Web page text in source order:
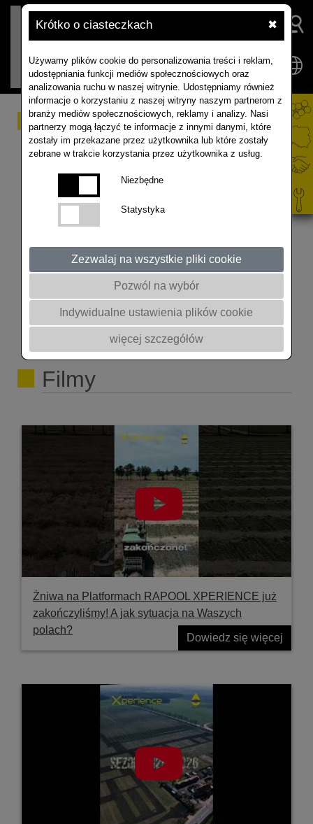
Krótko o ciasteczkach ✖
Używamy plików cookie do personalizowania treści i reklam,
udostępniania funkcji mediów społecznościowych oraz
analizowania ruchu w naszej witrynie. Udostępniamy również
informacje o korzystaniu z naszej witryny naszym partnerom z
branży mediów społecznościowych, reklamy i analizy. Nasi
partnerzy mogą łączyć te informacje z innymi danymi, które
zostały im przekazane przez użytkownika lub które zostały
zebrane w trakcie korzystania przez użytkownika z usług.
Niezbędne
Statystyka
Zezwalaj na wszystkie pliki cookie
Pozwól na wybór
Indywidualne ustawienia plików cookie
więcej szczegółów
50 lecie RAPOOL w
Europie, Historyczne
poletka
@akademiarzepaku5409 @Top1Agrar1Polska
wiadomoscirolniczep2149 #shorts #rolnictwo
#rzepoak #50lat #nasiona #rapoolinfobox
Filmy
Żniwa na Platformach RAPOOL XPERIENCE już
zakończyliśmy! A jak sytuacja na Waszych
polach?
Dowiedz się więcej